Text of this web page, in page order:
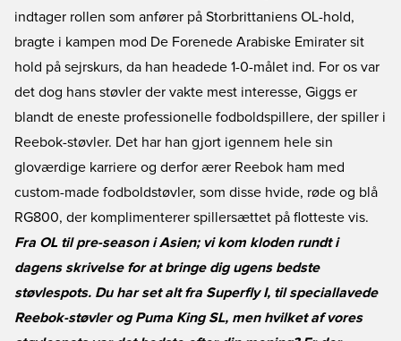
indtager rollen som anfører på Storbrittaniens OL-hold,
bragte i kampen mod De Forenede Arabiske Emirater sit
hold på sejrskurs, da han headede 1-0-målet ind. For os var
det dog hans støvler der vakte mest interesse, Giggs er
blandt de eneste professionelle fodboldspillere, der spiller i
Reebok-støvler. Det har han gjort igennem hele sin
gloværdige karriere og derfor ærer Reebok ham med
custom-made fodboldstøvler, som disse hvide, røde og blå
RG800, der komplimenterer spillersættet på flotteste vis.
Fra OL til pre-season i Asien; vi kom kloden rundt i
dagens skrivelse for at bringe dig ugens bedste
støvlespots. Du har set alt fra Superfly I, til speciallavede
Reebok-støvler og Puma King SL, men hvilket af vores